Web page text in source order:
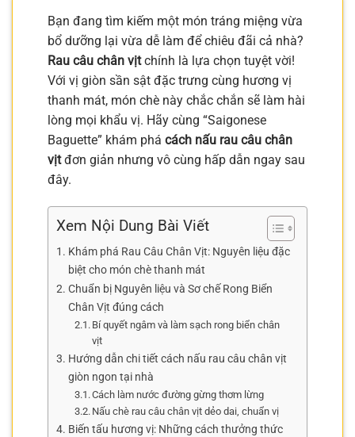
Bạn đang tìm kiếm một món tráng miệng vừa
bổ dưỡng lại vừa dễ làm để chiêu đãi cả nhà?
Rau câu chân vịtchính là lựa chọn tuyệt vời!
Với vị giòn sần sật đặc trưng cùng hương vị
thanh mát, món chè này chắc chắn sẽ làm hài
lòng mọi khẩu vị. Hãy cùng “Saigonese
Baguette” khám phá cách nấu rau câu chân
vịtđơn giản nhưng vô cùng hấp dẫn ngay sau
đây.
Xem Nội Dung Bài Viết
Khám phá Rau Câu Chân Vịt: Nguyên liệu đặc
biệt cho món chè thanh mát
Chuẩn bị Nguyên liệu và Sơ chế Rong Biển
Chân Vịt đúng cách
Bí quyết ngâm và làm sạch rong biển chân
vịt
Hướng dẫn chi tiết cách nấu rau câu chân vịt
giòn ngon tại nhà
Cách làm nước đường gừng thơm lừng
Nấu chè rau câu chân vịt dẻo dai, chuẩn vị
Biến tấu hương vị: Những cách thưởng thức